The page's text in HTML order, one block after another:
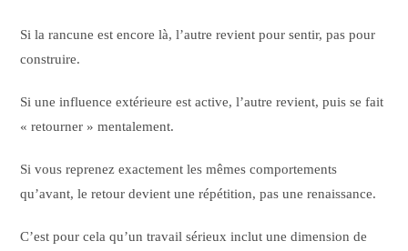
Si la rancune est encore là, l’autre revient pour sentir, pas pour
construire.
Si une influence extérieure est active, l’autre revient, puis se fait
« retourner » mentalement.
Si vous reprenez exactement les mêmes comportements
qu’avant, le retour devient une répétition, pas une renaissance.
C’est pour cela qu’un travail sérieux inclut une dimension de